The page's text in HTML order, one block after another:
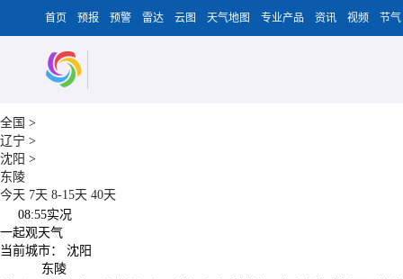
首页 预报 预警 雷达 云图 天气地图 专业产品 资讯 视频 节气
全国 >
辽宁 >
沈阳 >
东陵
今天 7天 8-15天 40天
08:55实况
一起观天气
当前城市：
沈阳
东陵